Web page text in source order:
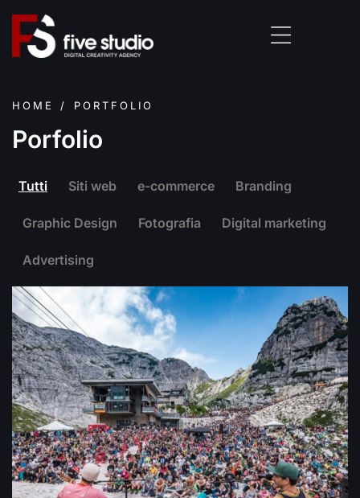
HOME / PORTFOLIO
Porfolio
Tutti Siti web e-commerce Branding
Graphic Design Fotografia Digital marketing
Advertising